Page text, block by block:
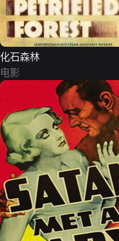
化石森林
电影